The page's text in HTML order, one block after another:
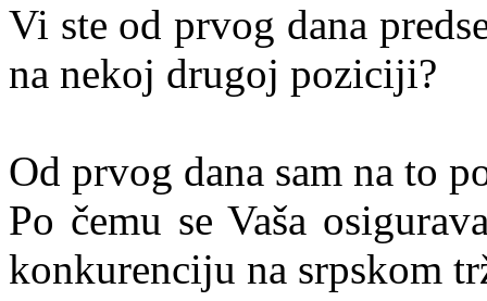
Vi ste od prvog dana
na nekoj drugoj poziciji?
Od prvog dana sam na to
Po čemu se Vaša
konkurenciju na srpskom